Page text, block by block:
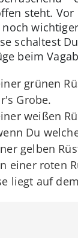
steht.
schaltest
beim
grünen
Grobe.
weißen
Du
gelben
einer roten
liegt auf